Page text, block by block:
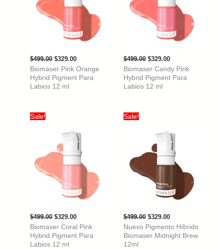
$499.00 Original
was:
$499.00.
$329.00Current
is:
$329.00.
Biomaser Pink Orange
Hybrid Pigment Para
Labios 12 ml
$499.00 Original
was:
$499.00.
$329.00Current
is:
$329.00.
Biomaser Candy Pink
Hybrid Pigment Para
Labios 12 ml
Sale!
$499.00 Original
was:
$499.00.
$329.00Current
is:
$329.00.
Biomaser Coral Pink
Hybrid Pigment Para
Labios 12 ml
Sale!
$499.00 Original
was:
$499.00.
$329.00Current
is:
$329.00.
Nuevo Pigmento Híbrido
Biomaser Midnight Brew
12ml